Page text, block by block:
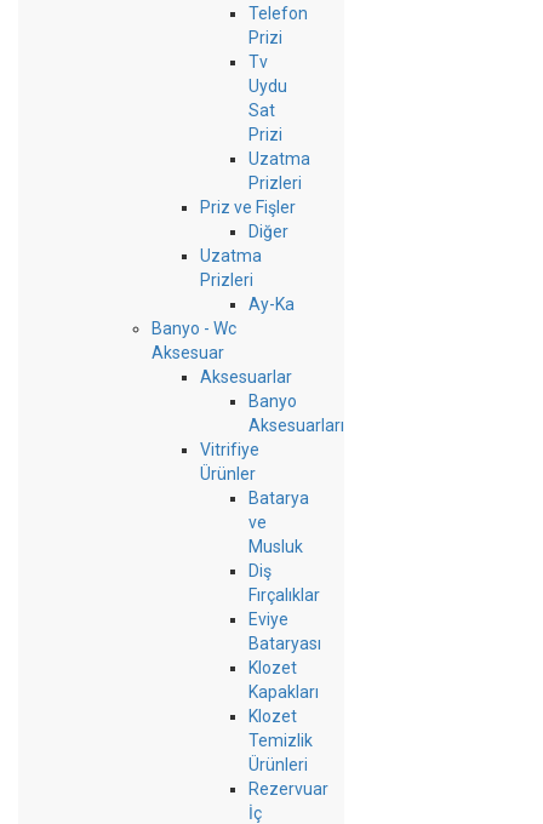
Telefon
Prizi
Tv
Uydu
Sat
Prizi
Uzatma
Prizleri
Priz ve Fişler
Diğer
Uzatma
Prizleri
Ay-Ka
Banyo - Wc
Aksesuar
Aksesuarlar
Banyo
Aksesuarları
Vitrifiye
Ürünler
Batarya
ve
Musluk
Diş
Fırçalıklar
Eviye
Bataryası
Klozet
Kapakları
Klozet
Temizlik
Ürünleri
Rezervuar
İç